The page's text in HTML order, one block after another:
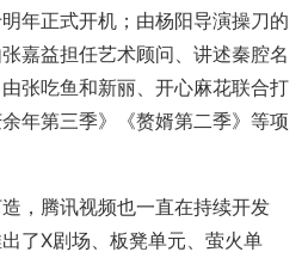
年正式开机；由杨阳导演操刀的
嘉益担任艺术顾问、讲述秦腔名
张吃鱼和新丽、开心麻花联合打
年第三季》《赘婿第二季》等项
，腾讯视频也一直在持续开发
了X剧场、板凳单元、萤火单